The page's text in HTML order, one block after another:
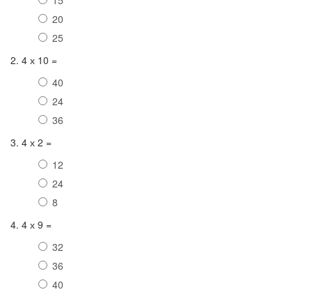
20
25
2. 4 х 10 =
40
24
36
3. 4 х 2 =
12
24
8
4. 4 х 9 =
32
36
40